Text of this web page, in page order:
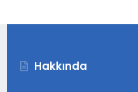
Hakkında